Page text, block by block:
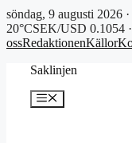
söndag, 9 augusti 2026 ·
20°CSEK/USD 0.1054
ossRedaktionenKällor
Saklinjen
Meny